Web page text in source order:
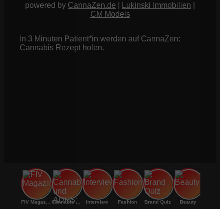
powered by CannaZen.de Lukinski Immobilien
CM Models
In 3 Minuten Patient*in werden auf CannaZen:
Cannabis Rezept holen.
Cannabis und ADHS: Interview Fashion Brand Quiz Beauty